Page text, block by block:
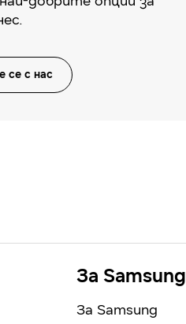
се с нас
За Samsung
За Samsung